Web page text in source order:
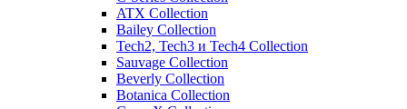
ATX Collection
Bailey Collection
Tech2, Tech3 и Tech4 Collection
Sauvage Collection
Beverly Collection
Botanica Collection